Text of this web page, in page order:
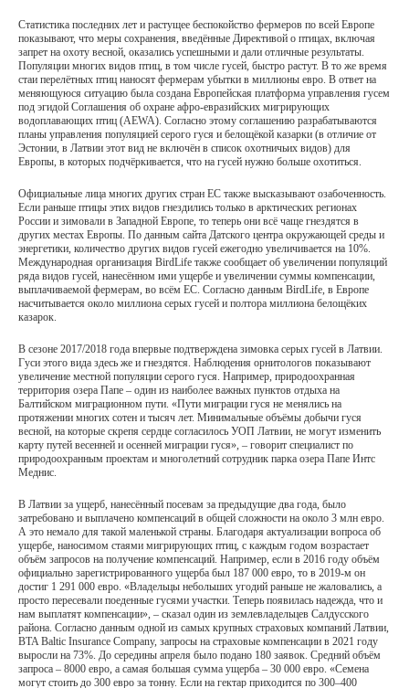
Статистика последних лет и растущее беспокойство фермеров по всей Европе
показывают, что меры сохранения, введённые Директивой о птицах, включая
запрет на охоту весной, оказались успешными и дали отличные результаты.
Популяции многих видов птиц, в том числе гусей, быстро растут. В то же время
стаи перелётных птиц наносят фермерам убытки в миллионы евро. В ответ на
меняющуюся ситуацию была создана Европейская платформа управления гусем
под эгидой Соглашения об охране афро-евразийских мигрирующих
водоплавающих птиц (AEWA). Согласно этому соглашению разрабатываются
планы управления популяцией серого гуся и белощёкой казарки (в отличие от
Эстонии, в Латвии этот вид не включён в список охотничьих видов) для
Европы, в которых подчёркивается, что на гусей нужно больше охотиться.
Официальные лица многих других стран ЕС также высказывают озабоченность.
Если раньше птицы этих видов гнездились только в арктических регионах
России и зимовали в Западной Европе, то теперь они всё чаще гнездятся в
других местах Европы. По данным сайта Датского центра окружающей среды и
энергетики, количество других видов гусей ежегодно увеличивается на 10%.
Международная организация BirdLife также сообщает об увеличении популяций
ряда видов гусей, нанесённом ими ущербе и увеличении суммы компенсации,
выплачиваемой фермерам, во всём ЕС. Согласно данным BirdLife, в Европе
насчитывается около миллиона серых гусей и полтора миллиона белощёких
казарок.
В сезоне 2017/2018 года впервые подтверждена зимовка серых гусей в Латвии.
Гуси этого вида здесь же и гнездятся. Наблюдения орнитологов показывают
увеличение местной популяции серого гуся. Например, природоохранная
территория озера Папе – один из наиболее важных пунктов отдыха на
Балтийском миграционном пути. «Пути миграции гуся не менялись на
протяжении многих сотен и тысяч лет. Минимальные объёмы добычи гуся
весной, на которые скрепя сердце согласилось УОП Латвии, не могут изменить
карту путей весенней и осенней миграции гуся», – говорит специалист по
природоохранным проектам и многолетний сотрудник парка озера Папе Интс
Меднис.
В Латвии за ущерб, нанесённый посевам за предыдущие два года, было
затребовано и выплачено компенсаций в общей сложности на около 3 млн евро.
А это немало для такой маленькой страны. Благодаря актуализации вопроса об
ущербе, наносимом стаями мигрирующих птиц, с каждым годом возрастает
объём запросов на получение компенсаций. Например, если в 2016 году объём
официально зарегистрированного ущерба был 187 000 евро, то в 2019-м он
достиг 1 291 000 евро. «Владельцы небольших угодий раньше не жаловались, а
просто пересевали поеденные гусями участки. Теперь появилась надежда, что и
нам выплатят компенсации», – сказал один из землевладельцев Салдусского
района. Согласно данным одной из самых крупных страховых компаний Латвии,
BTA Baltic Insurance Company, запросы на страховые компенсации в 2021 году
выросли на 73%. До середины апреля было подано 180 заявок. Средний объём
запроса – 8000 евро, а самая большая сумма ущерба – 30 000 евро. «Семена
могут стоить до 300 евро за тонну. Если на гектар приходится по 300–400